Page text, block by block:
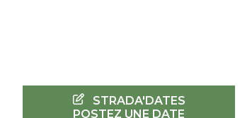
STRADA'DATES
POSTEZ UNE DATE